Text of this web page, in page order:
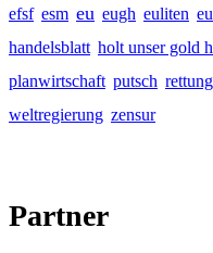
efsf esm eu eugh euliten
handelsblatt holt unser gold
planwirtschaft putsch rettung
weltregierung zensur
Partner